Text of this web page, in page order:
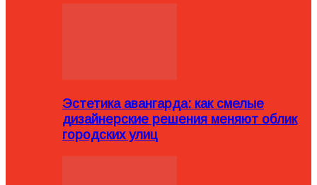
Эстетика авангарда: как смелые
дизайнерские решения меняют облик
городских улиц